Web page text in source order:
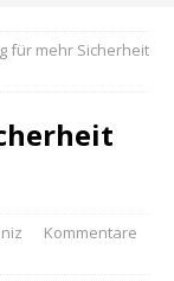
für mehr Sicherheit
Kommentare